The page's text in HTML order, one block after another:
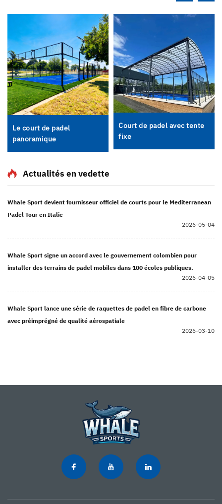
Le court de padel
panoramique
Court de padel avec tente
fixe
Actualités en vedette
Whale Sport devient fournisseur officiel de courts pour le Mediterranean
Padel Tour en Italie
2026-05-04
Whale Sport signe un accord avec le gouvernement colombien pour
installer des terrains de padel mobiles dans 100 écoles publiques.
2026-04-05
Whale Sport lance une série de raquettes de padel en fibre de carbone
avec préimprégné de qualité aérospatiale
2026-03-10